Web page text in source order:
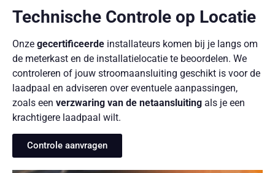
Technische Controle op Locatie
Onze gecertificeerde installateurs komen bij je langs om
de meterkast en de installatielocatie te beoordelen. We
controleren of jouw stroomaansluiting geschikt is voor de
laadpaal en adviseren over eventuele aanpassingen,
zoals een verzwaring van de netaansluiting als je een
krachtigere laadpaal wilt.
Controle aanvragen